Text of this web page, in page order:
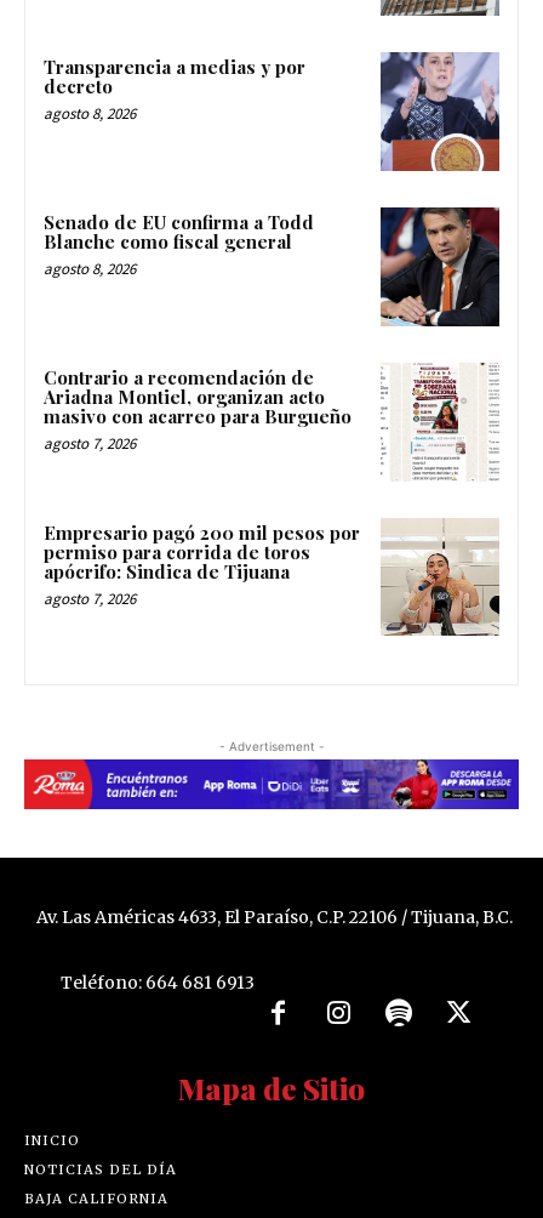
Transparencia a medias y por
decreto
agosto 8, 2026
Senado de EU confirma a Todd
Blanche como fiscal general
agosto 8, 2026
Contrario a recomendación de
Ariadna Montiel, organizan acto
masivo con acarreo para Burgueño
agosto 7, 2026
Empresario pagó 200 mil pesos por
permiso para corrida de toros
apócrifo: Sindica de Tijuana
agosto 7, 2026
- Advertisement -
Av. Las Américas 4633, El Paraíso, C.P. 22106 / Tijuana, B.C.
Teléfono: 664 681 6913
Mapa de Sitio
INICIO
NOTICIAS DEL DÍA
BAJA CALIFORNIA